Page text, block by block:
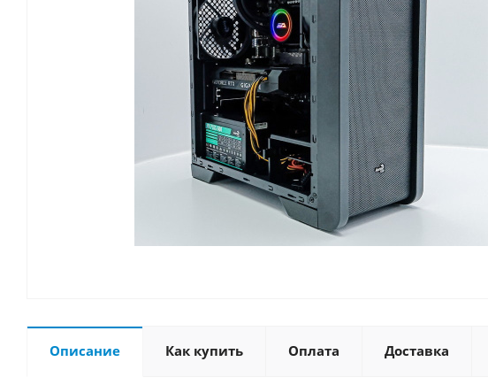
Описание Как купить Оплата Доставка